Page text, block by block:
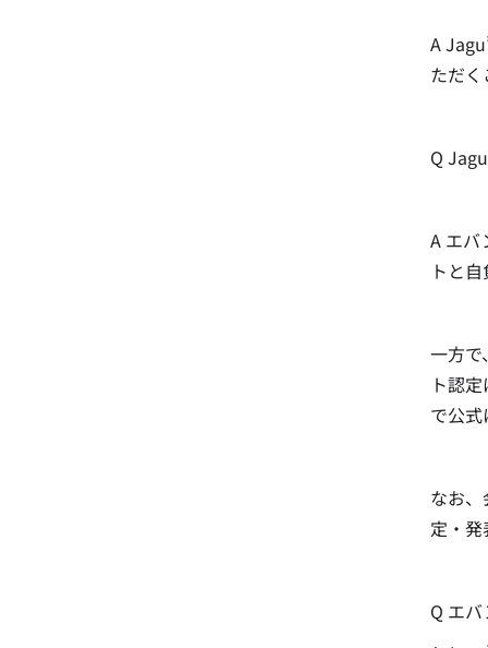
A
ただ
Q
A エバ
トと
一方で
ト認
で公
なお
定・
Q エ